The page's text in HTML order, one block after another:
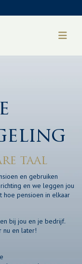
taal
en gebruiken
en we leggen jou
hoe pensioen in elkaar
bij jou en je bedrijf.
nu en later!